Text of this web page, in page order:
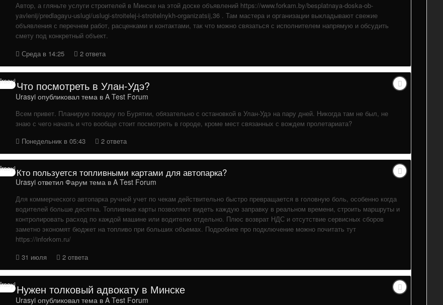
Автор, а гляньте услуги строителей в Минске на этой доске объявлений https://www.forkam.by/besplatnaya-doska-ob-
yavlenij/predlagayu-uslugi/uslugi-stroitelej-i-stroitelnykh-organizatsij,36 . Там мастера и организации выкладывают свежие
объявления с перечнем работ, расценками и контактами, так что можно связаться с исполнителем напрямую и обсудить
смету под конкретный объект.
Среда в 14:25
2 ответа
Что посмотреть в Улан-Удэ?
Urasyi опубликовал тема в A Test Forum
Всем привет. Планирую поездку по Бурятии, обязательно с остановкой в Улан-Удэ на пару дней. Никогда там не был, не
знаю с чего начать и что вообще стоит посмотреть в городе, кроме мест связанных с вождем пролетариата?
Понедельник в 05:43
2 ответа
Кто пользуется топливными картами для автопарка?
Urasyi ответил Фарум тема в A Test Forum
Для коммерческого автопарка ручной учет по чекам действительно быстро превращается в головную боль, особенно когда
водителей больше десятка. Топливные карты позволяют видеть каждую заправку в реальном времени, строить маршруты и
контролировать расход по каждой машине или водителю отдельно. Плюс возврат НДС и отсутствие сервисных сборов
заметно экономят бюджет на топливо при больших объемах. Подробнее про подключение можно почитать тут
https://inforkom.ru/
31 июля
2 ответа
Нужен толковый адвокату в Минске
Urasyi опубликовал тема в A Test Forum